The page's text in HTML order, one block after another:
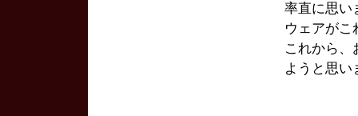
率直に思い
ウェアがこ
これから、
ようと思い